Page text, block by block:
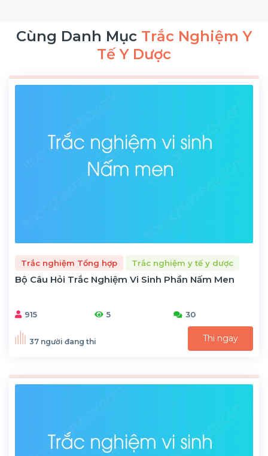
Cùng Danh Mục Trắc Nghiệm Y
Tế Y Dược
Trắc nghiệm Tổng hợp Trắc nghiệm y tế y dược
Bộ Câu Hỏi Trắc Nghiệm Vi Sinh Phần Nấm Men
915 5 30
37 người đang thi Thi ngay